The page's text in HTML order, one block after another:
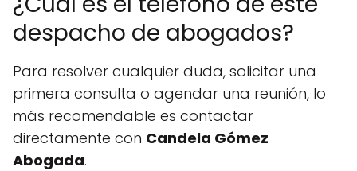
despacho de abogados?
Para resolver cualquier duda, solicitar una
primera consulta o agendar una reunión, lo
más recomendable es contactar
directamente con Candela Gómez
Abogada.